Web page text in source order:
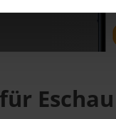
Eschau